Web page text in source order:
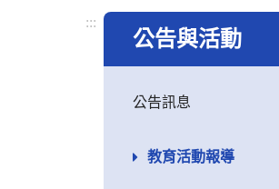
:::
公告與活動
公告訊息
教育活動報導